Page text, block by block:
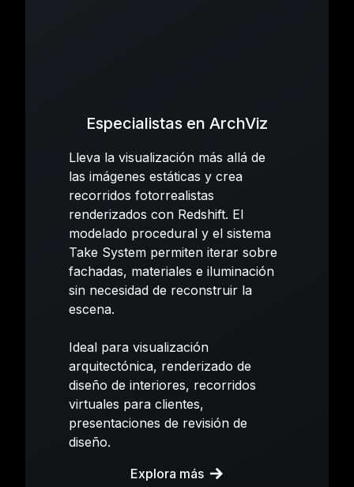
Especialistas en ArchViz
Lleva la visualización más allá de
las imágenes estáticas y crea
recorridos fotorrealistas
renderizados con Redshift. El
modelado procedural y el sistema
Take System permiten iterar sobre
fachadas, materiales e iluminación
sin necesidad de reconstruir la
escena.
Ideal para visualización
arquitectónica, renderizado de
diseño de interiores, recorridos
virtuales para clientes,
presentaciones de revisión de
diseño.
Explora más